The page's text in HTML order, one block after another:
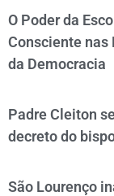
O Poder da
Consciente nas
da Democracia
Padre Cleiton
decreto do
São Lourenço